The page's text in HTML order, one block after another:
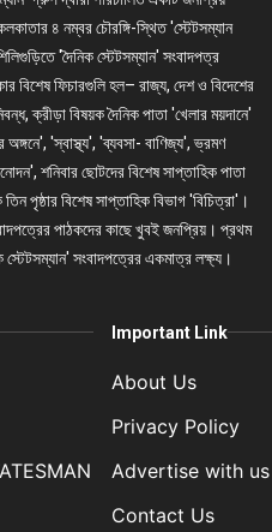
৪ নম্বর চৌরঙ্গি-স্থিত 'স্টেটসম্যান
'দৈনিক স্টেটসম্যান' সংবাদপত্র
বিশেষ ফিচারগুলি হল– রাজ্য, দেশ ও বিদেশের
ক্রীড়া বিষয়ক দৈনিক পাতা 'খেলার ময়দানে'
অঙ্গনে', 'স্বাস্থ্য', 'ব্যবসা- বাণিজ্য', ভ্রমণ
শনিবার ছোটদের বিশেষ সাপ্তাহিক পাতা
পৃষ্ঠার বিশেষ সাপ্তাহিক বিভাগ 'বিচিত্রা'।
পাঠকদের কাছে খুবই জনপ্রিয়। প্রথম
স্টেটসম্যান' সংবাদপত্রের একমাত্র লক্ষ্য।
Important Link
About Us
Privacy Policy
Advertise with us
Contact Us